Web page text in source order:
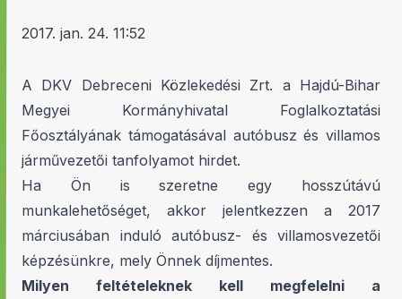
2017. jan. 24. 11:52
A DKV Debreceni Közlekedési Zrt. a Hajdú-Bihar
Megyei Kormányhivatal Foglalkoztatási
Főosztályának támogatásával autóbusz és villamos
járművezetői tanfolyamot hirdet.
Ha Ön is szeretne egy hosszútávú
munkalehetőséget, akkor jelentkezzen a 2017
márciusában induló autóbusz- és villamosvezetői
képzésünkre, mely Önnek díjmentes.
Milyen feltételeknek kell megfelelni a